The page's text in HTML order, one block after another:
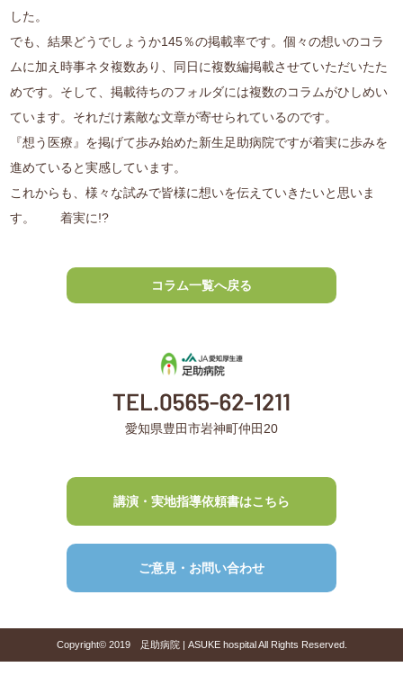
した。
でも、結果どうでしょうか145％の掲載率です。個々の想いのコラ
ムに加え時事ネタ複数あり、同日に複数編掲載させていただいたた
めです。そして、掲載待ちのフォルダには複数のコラムがひしめい
ています。それだけ素敵な文章が寄せられているのです。
『想う医療』を掲げて歩み始めた新生足助病院ですが着実に歩みを
進めていると実感しています。
これからも、様々な試みで皆様に想いを伝えていきたいと思いま
す。 着実に!?
コラム一覧へ戻る
愛知県豊田市岩神町仲田20
講演・実地指導依頼書はこちら
ご意見・お問い合わせ
Copyright© 2019 足助病院 | ASUKE hospital All Rights Reserved.